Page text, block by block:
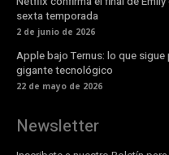
sexta temporada
2 de junio de 2026
Apple bajo Ternus: lo que
gigante tecnológico
22 de mayo de 2026
Newsletter